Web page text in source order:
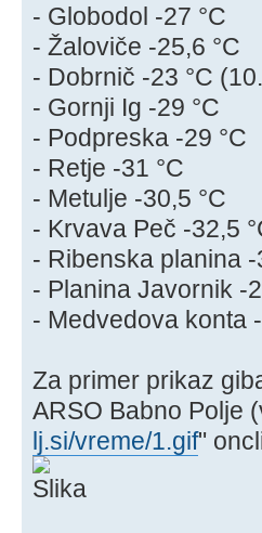
- Globodol -27 °C
- Žaloviče -25,6 °C
- Dobrnič -23 °C
- Gornji Ig -29 °C
- Podpreska -29 °C
- Retje -31 °C
- Metulje -30,5 °C
- Krvava Peč -32,5
- Ribenska planina
- Planina Javornik -
- Medvedova konta
Za primer prikaz
ARSO Babno Polje
lj.si/vreme/1.gif"